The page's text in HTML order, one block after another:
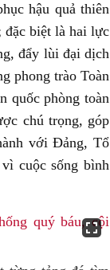
hậu quả thiên
đặc biệt là hai lực
đẩy lùi đại dịch
phong trào Toàn
quốc phòng toàn
chú trọng, góp
với Đảng, Tổ
cuộc sống bình